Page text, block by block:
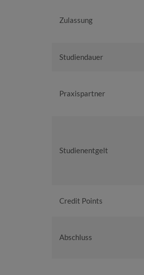
Zulassung
Studiendauer
Praxispartner
Studienentgelt
Credit Points
Abschluss